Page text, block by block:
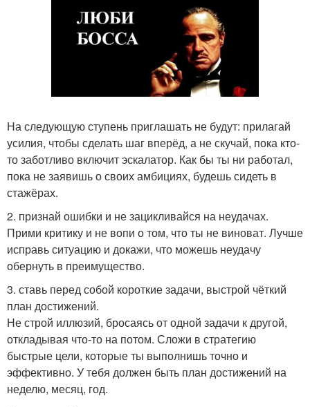
На следующую ступень приглашать не будут: прилагай
усилия, чтобы сделать шаг вперёд, а не скучай, пока кто-
то заботливо включит эскалатор. Как бы ты ни работал,
пока не заявишь о своих амбициях, будешь сидеть в
стажёрах.
2. признай ошибки и не зацикливайся на неудачах.
Прими критику и не вопи о том, что ты не виноват. Лучше
исправь ситуацию и докажи, что можешь неудачу
обернуть в преимущество.
3. ставь перед собой короткие задачи, выстрой чёткий
план достижений.
Не строй иллюзий, бросаясь от одной задачи к другой,
откладывая что-то на потом. Сложи в стратегию
быстрые цели, которые ты выполнишь точно и
эффективно. У тебя должен быть план достижений на
неделю, месяц, год.